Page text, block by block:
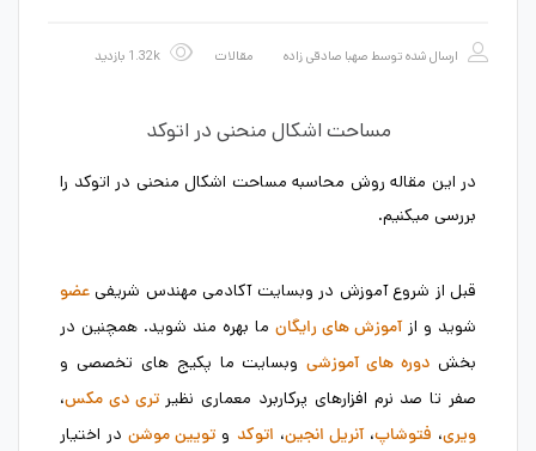
ارسال شده توسط صهبا صادقی زاده مقالات
مساحت اشکال منحنی در اتوکد
در این مقاله روش محاسبه مساحت اشکال منحنی در اتوکد را
بررسی میکنیم.
قبل از شروع آموزش در وبسایت آکادمی مهندس شریفی عضو
شوید و ازآموزش های رایگان ما بهره مند شوید. همچنین در
بخش دوره های آموزشیوبسایت ما پکیج های تخصصی و
صفر تا صد نرم افزارهای پرکاربرد معماری نظیرتری دی مکس،
ویری، فتوشاپ،آنریل انجین، اتوکد و تویین موشندر اختیار